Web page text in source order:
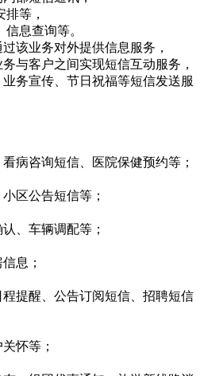
等，
息查询等。
该业务对外提供信息服务，
与客户之间实现短信互动服务，
务宣传、节日祝福等短信发送服
病咨询短信、医院保健预约等；
区公告短信等；
、车辆调配等；
息；
提醒、公告订阅短信、招聘短信
怀等；